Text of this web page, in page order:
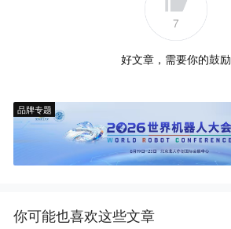
7
好文章，需要你的鼓励
品牌专题
你可能也喜欢这些文章